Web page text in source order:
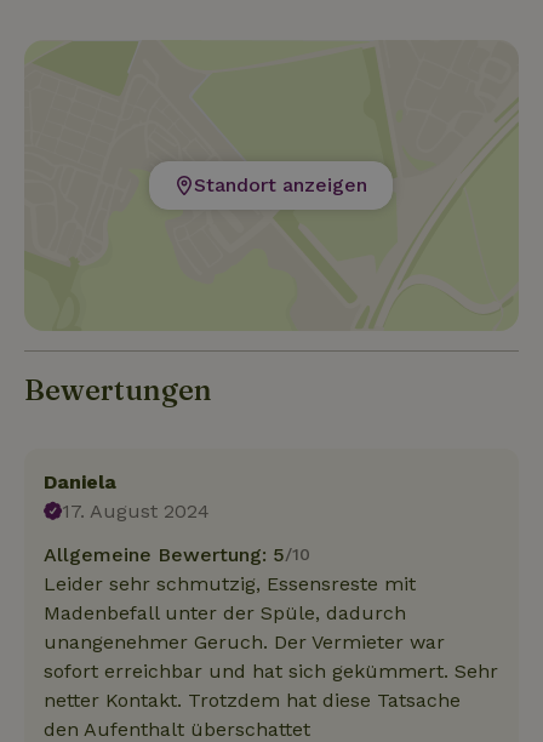
Standort anzeigen
Bewertungen
Daniela
17. August 2024
Allgemeine Bewertung: 5/10
Leider sehr schmutzig, Essensreste mit
Madenbefall unter der Spüle, dadurch
unangenehmer Geruch. Der Vermieter war
sofort erreichbar und hat sich gekümmert. Sehr
netter Kontakt. Trotzdem hat diese Tatsache
den Aufenthalt überschattet